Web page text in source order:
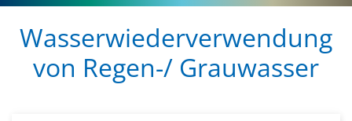
Wasserwiederverwendung
von Regen-/ Grauwasser